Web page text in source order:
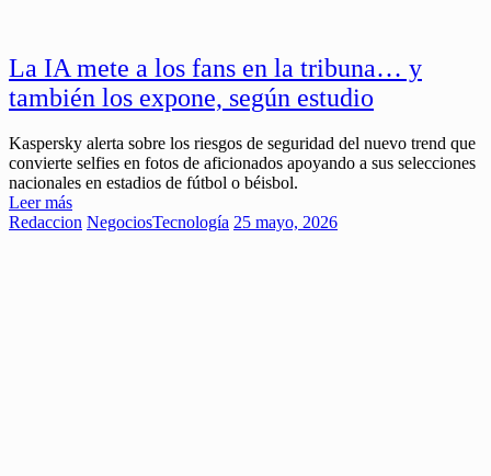
La IA mete a los fans en la tribuna… y
también los expone, según estudio
Kaspersky alerta sobre los riesgos de seguridad del nuevo trend que
convierte selfies en fotos de aficionados apoyando a sus selecciones
nacionales en estadios de fútbol o béisbol.
Leer más
Redaccion NegociosTecnología 25 mayo, 2026